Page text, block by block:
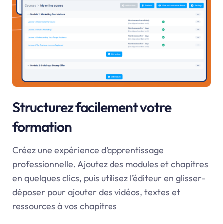
Structurez facilement votre
formation
Créez une expérience d’apprentissage
professionnelle. Ajoutez des modules et chapitres
en quelques clics, puis utilisez l’éditeur en glisser-
déposer pour ajouter des vidéos, textes et
ressources à vos chapitres